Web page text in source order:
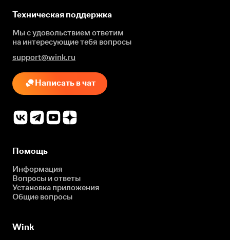
Техническая поддержка
Мы с удовольствием ответим
на интересующиетебя вопросы
support@wink.ru
Написать в чат
Помощь
Информация
Вопросы и ответы
Установка приложения
Общие вопросы
Wink